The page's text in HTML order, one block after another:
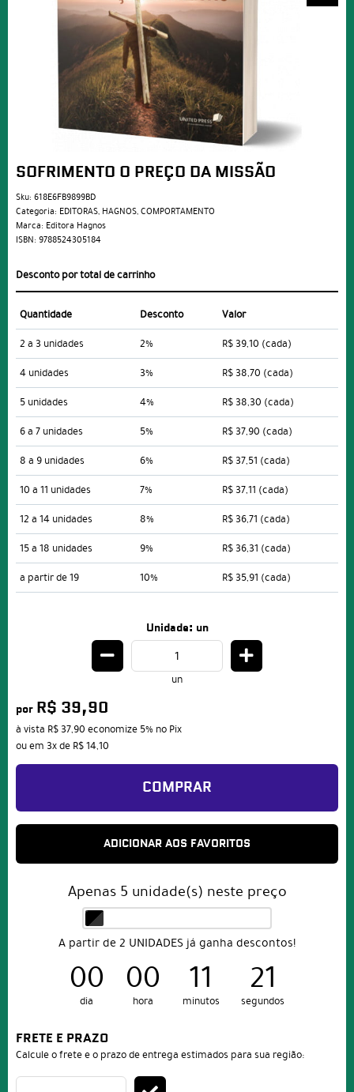
SOFRIMENTO O PREÇO DA MISSÃO
Sku: 618E6FB9899BD
Categoria: EDITORAS, HAGNOS,COMPORTAMENTO
Marca: Editora Hagnos
ISBN: 9788524305184
Desconto por total de carrinho
Quantidade Desconto
Valor
2 a 3 unidades
2% R$ 39,10 (cada)
4 unidades
3% R$ 38,70 (cada)
5 unidades
4% R$ 38,30 (cada)
6 a 7 unidades
5% R$ 37,90 (cada)
8 a 9 unidades
6% R$ 37,51 (cada)
10 a 11 unidades
7% R$ 37,11 (cada)
12 a 14 unidades
8% R$ 36,71 (cada)
15 a 18 unidades
9% R$ 36,31 (cada)
a partir de 19
10% R$ 35,91 (cada)
Unidade: un
un
por R$ 39,90
à vista R$ 37,90 economize 5% no Pix
ou em 3xde R$ 14,10
COMPRAR
ADICIONAR AOS FAVORITOS
Apenas 5 unidade(s) neste preço
A partir de 2 UNIDADES já ganha descontos!
00
dia
00
hora
11
minutos
20
segundos
FRETE E PRAZO
Calcule o frete e o prazo de entrega estimados para sua região: